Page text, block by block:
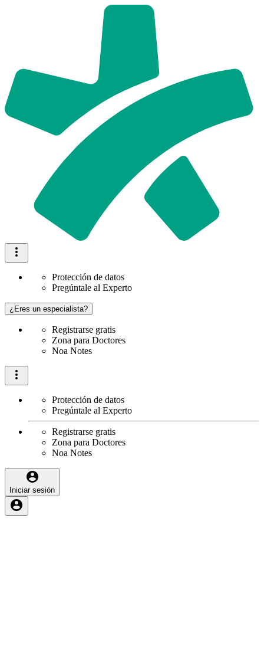
Protección de datos
Pregúntale al Experto
¿Eres un especialista?
Registrarse gratis
Zona para Doctores
Noa Notes
Protección de datos
Pregúntale al Experto
Registrarse gratis
Zona para Doctores
Noa Notes
Iniciar sesión